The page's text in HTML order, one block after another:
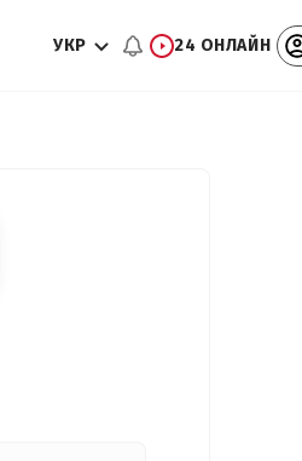
УКР 24 ОНЛАЙН